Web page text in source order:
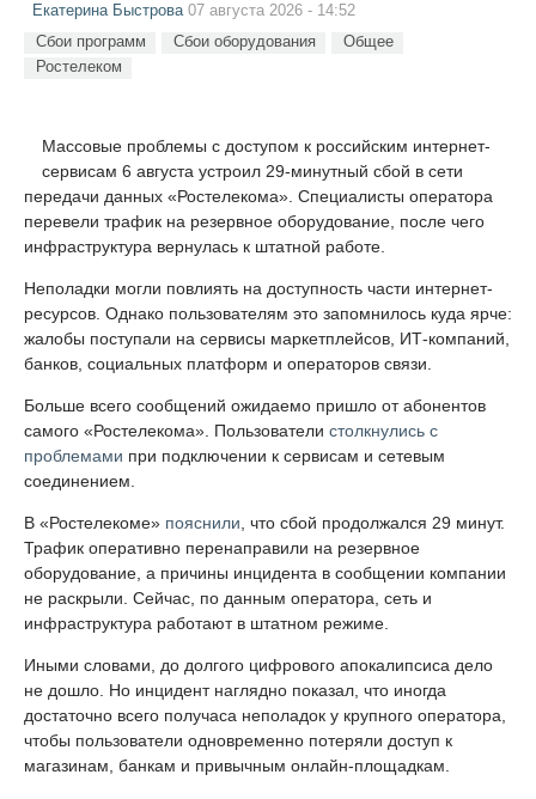
Екатерина Быстрова 07 августа 2026 - 14:52
Сбои программ Сбои оборудования
Общее
Ростелеком
Массовые проблемы с доступом к российским интернет-
сервисам 6 августа устроил 29-минутный сбой в сети
передачи данных «Ростелекома». Специалисты оператора
перевели трафик на резервное оборудование, после чего
инфраструктура вернулась к штатной работе.
Неполадки могли повлиять на доступность части интернет-
ресурсов. Однако пользователям это запомнилось куда ярче:
жалобы поступали на сервисы маркетплейсов, ИТ-компаний,
банков, социальных платформ и операторов связи.
Больше всего сообщений ожидаемо пришло от абонентов
самого «Ростелекома». Пользователи столкнулись с
проблемами при подключении к сервисам и сетевым
соединением.
В «Ростелекоме» пояснили , что сбой продолжался 29 минут.
Трафик оперативно перенаправили на резервное
оборудование, а причины инцидента в сообщении компании
не раскрыли. Сейчас, по данным оператора, сеть и
инфраструктура работают в штатном режиме.
Иными словами, до долгого цифрового апокалипсиса дело
не дошло. Но инцидент наглядно показал, что иногда
достаточно всего получаса неполадок у крупного оператора,
чтобы пользователи одновременно потеряли доступ к
магазинам, банкам и привычным онлайн-площадкам.